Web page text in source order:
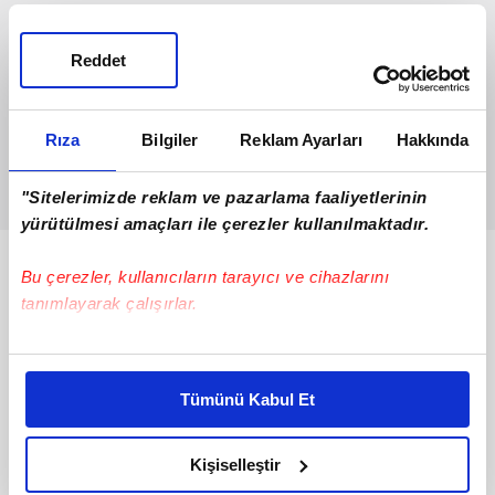
Rıza Bilgiler Reklam Ayarları Hakkında
"Sitelerimizde reklam ve pazarlama faaliyetlerinin
yürütülmesi amaçları ile çerezler kullanılmaktadır.
Bu çerezler, kullanıcıların tarayıcı ve cihazlarını
tanımlayarak çalışırlar.
Bu çerezlere izin vermeniz halinde sizlere özel
daha iyi reklam deneyimi yaşatabiliriz. Bunu yaparken
amacımızın size daha iyi bir reklam deneyimi sunmak
olduğunu ve sizlere en iyi içerikleri sunabilmek adına
elimizden gelen çabayı gösterdiğimizi ve bu noktada,
Tümünü Kabul Et
Kişiselleştir
Reddet
Bunlar da Var